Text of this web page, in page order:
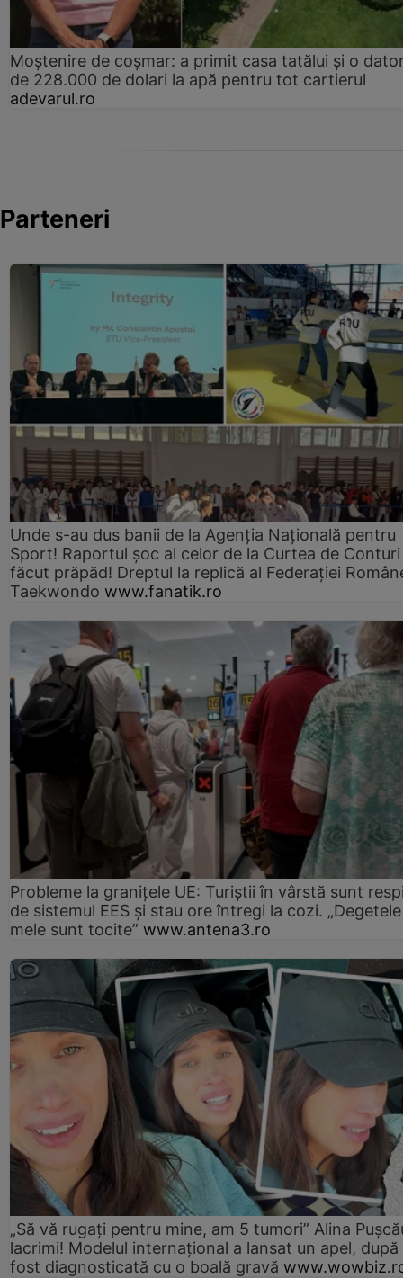
Moștenire de coșmar: a primit casa tatălui și o
de 228.000 de dolari la apă pentru tot cartierul
adevarul.ro
Parteneri
Unde s-au dus banii de la Agenția Națională pentru
Sport! Raportul șoc al celor de la Curtea de Conturi
făcut prăpăd! Dreptul la replică al Federației
Taekwondo www.fanatik.ro
Probleme la granițele UE: Turiștii în vârstă sunt
de sistemul EES și stau ore întregi la cozi. „Degetele
mele sunt tocite” www.antena3.ro
„Să vă rugați pentru mine, am 5 tumori” Alina
lacrimi! Modelul internațional a lansat un apel, după
fost diagnosticată cu o boală gravă